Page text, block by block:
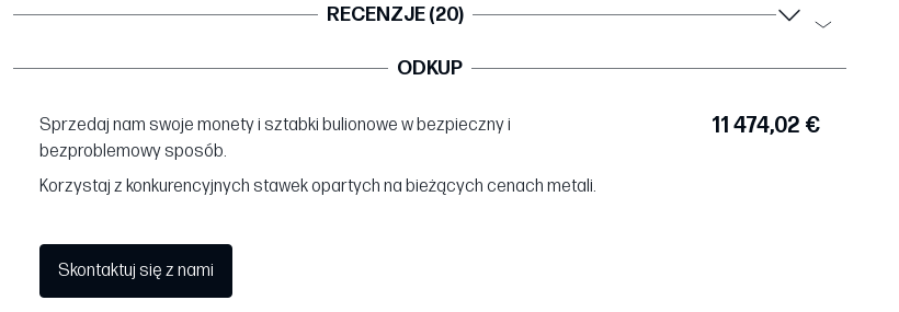
RECENZJE (20)
ODKUP
11 474,02 €
Sprzedaj nam swoje monety i sztabki bulionowe w bezpieczny i
bezproblemowy sposób.
Korzystaj z konkurencyjnych stawek opartych na bieżących cenach metali.
Skontaktuj się z nami